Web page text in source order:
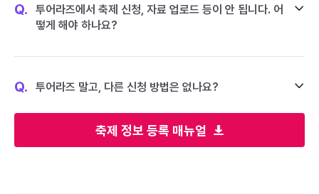
축제 정보 등록 매뉴얼
Q.
투어라즈에서 축제 신청, 자료 업로드 등이 안 됩니다. 어
떻게 해야 하나요?
Q. 투어라즈 말고, 다른 신청 방법은 없나요?